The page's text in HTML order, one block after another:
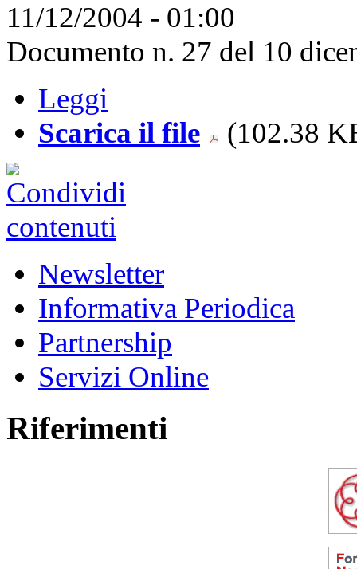
11/12/2004 - 01:00
Documento n. 27 del 10
Leggi
Scarica il file
(102.38
Newsletter
Informativa Periodica
Partnership
Servizi Online
Riferimenti